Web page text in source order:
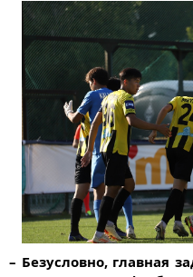
– Безусловно, главная